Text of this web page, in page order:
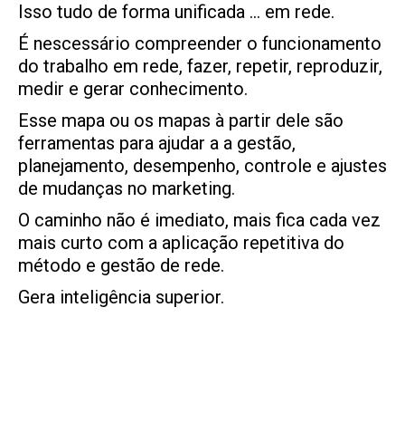
Isso tudo de forma unificada … em rede.
É nescessário compreender o funcionamento
do trabalho em rede, fazer, repetir, reproduzir,
medir e gerar conhecimento.
Esse mapa ou os mapas à partir dele são
ferramentas para ajudar a a gestão,
planejamento, desempenho, controle e ajustes
de mudanças no marketing.
O caminho não é imediato, mais fica cada vez
mais curto com a aplicação repetitiva do
método e gestão de rede.
Gera inteligência superior.